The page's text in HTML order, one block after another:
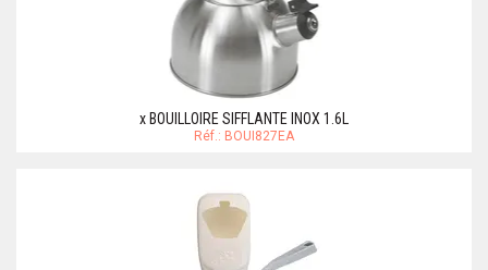
x BOUILLOIRE SIFFLANTE INOX 1.6L
Réf.: BOUI827EA